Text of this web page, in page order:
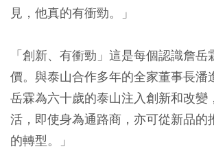
見，他真的有衝勁。」
「創新、有衝勁」這是每個認識詹
價。與泰山合作多年的全家董事長潘
岳霖為六十歲的泰山注入創新和改變
活，即使身為通路商，亦可從新品的
的轉型。」